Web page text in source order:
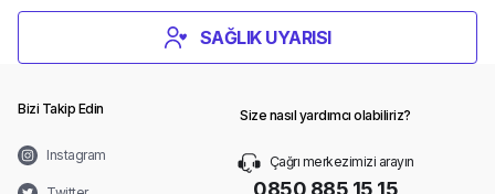
SAĞLIK UYARISI
Bizi Takip Edin
Instagram
Size nasıl yardımcı olabiliriz?
Çağrı merkezimizi arayın
0850 885 15 15